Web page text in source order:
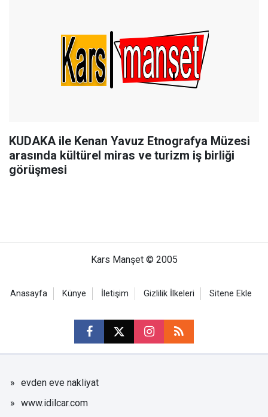
KUDAKA ile Kenan Yavuz Etnografya Müzesi
arasında kültürel miras ve turizm iş birliği
görüşmesi
Kars Manşet © 2005
Anasayfa Künye İletişim Gizlilik İlkeleri Sitene Ekle
evden eve nakliyat
www.idilcar.com